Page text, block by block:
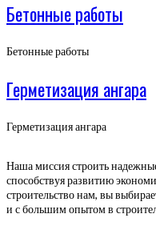
Бетонные работы
Бетонные работы
Герметизация ангара
Герметизация ангара
Наша миссия строить
способствуя развитию
строительство нам, вы
и с большим опытом в